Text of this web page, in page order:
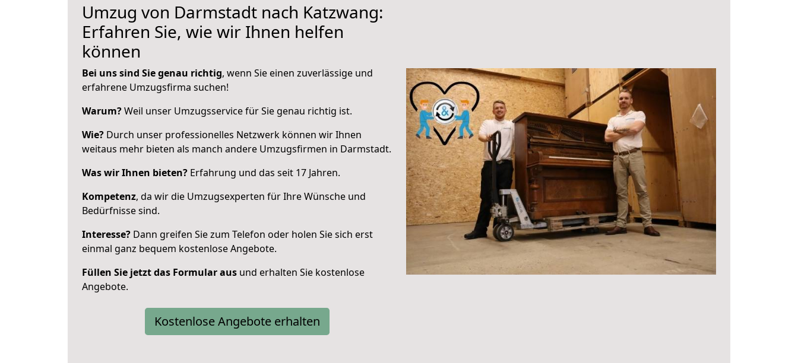
Umzug von Darmstadt nach Katzwang:
Erfahren Sie, wie wir Ihnen helfen
können
Bei uns sind Sie genau richtig, wenn Sie einen zuverlässige und
erfahrene Umzugsfirma suchen!
Warum?Weil unser Umzugsservice für Sie genau richtig ist.
Wie? Durch unser professionelles Netzwerk können wir Ihnen
weitaus mehr bieten als manch andere Umzugsfirmen in Darmstadt.
Was wir Ihnen bieten? Erfahrung und das seit 17 Jahren.
Kompetenz, da wir die Umzugsexperten für Ihre Wünsche und
Bedürfnisse sind.
Interesse? Dann greifen Sie zum Telefon oder holen Sie sich erst
einmal ganz bequem kostenlose Angebote.
Füllen Sie jetzt das Formular aus und erhalten Sie kostenlose
Angebote.
Kostenlose Angebote erhalten